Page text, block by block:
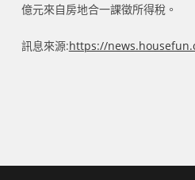
億元來自房地合一課徵所得稅。
訊息來源:https://